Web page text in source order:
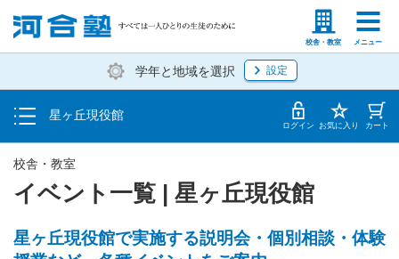
校舎・教室 メニュー
塾生の方 高等学校の先生
学年と地域を選択 設定
星ヶ丘現役館
トップ
地図・アクセス ログイン お気に入り カート
イベント一覧 | 星ヶ丘現役館
校舎・教室
星ヶ丘現役館で実施する説明会・個別相談・体験